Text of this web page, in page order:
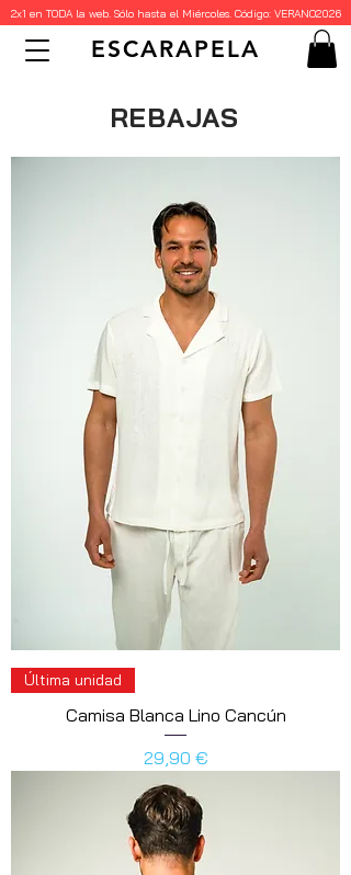
2x1 en TODA la web. Sólo hasta el Miércoles. Código: VERANO2026
ESCARAPELA
REBAJAS
Última unidad
Camisa Blanca Lino Cancún
Precio
29,90 €